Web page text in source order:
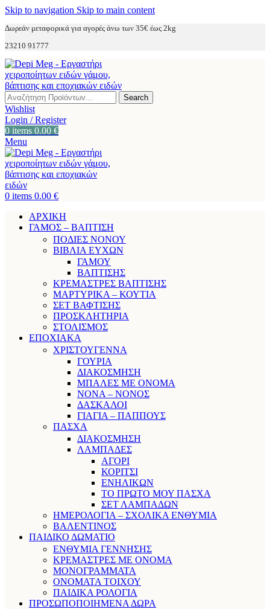
Skip to navigation Skip to main content
Δωρεάν μεταφορικά για αγορές άνω των 35€ έως 2kg
23210 91777
Search
Wishlist
Login / Register
0 items 0.00 €
Menu
0 items 0.00 €
ΑΡΧΙΚΗ
ΓΑΜΟΣ – ΒΑΠΤΙΣΗ
ΠΟΔΙΕΣ ΝΟΝΟΥ
ΒΙΒΛΙΑ ΕΥΧΩΝ
ΓΑΜΟΥ
ΒΑΠΤΙΣΗΣ
ΚΡΕΜΑΣΤΡΕΣ ΒΑΠΤΙΣΗΣ
ΜΑΡΤΥΡΙΚΑ – ΚΟΥΤΙΑ
ΣΕΤ ΒΑΦΤΙΣΗΣ
ΠΡΟΣΚΛΗΤΗΡΙΑ
ΣΤΟΛΙΣΜΟΣ
ΕΠΟΧΙΑΚΑ
ΧΡΙΣΤΟΥΓΕΝΝΑ
ΓΟΥΡΙΑ
ΔΙΑΚΟΣΜΗΣΗ
ΜΠΑΛΕΣ ΜΕ ΟΝΟΜΑ
ΝΟΝΑ – ΝΟΝΟΣ
ΔΑΣΚΑΛΟΙ
ΓΙΑΓΙΑ – ΠΑΠΠΟΥΣ
ΠΑΣΧΑ
ΔΙΑΚΟΣΜΗΣΗ
ΛΑΜΠΑΔΕΣ
ΑΓΟΡΙ
ΚΟΡΙΤΣΙ
ΕΝΗΛΙΚΩΝ
ΤΟ ΠΡΩΤΟ ΜΟΥ ΠΑΣΧΑ
ΣΕΤ ΛΑΜΠΑΔΩΝ
ΗΜΕΡΟΛΟΓΙΑ – ΣΧΟΛΙΚΑ ΕΝΘΥΜΙΑ
ΒΑΛΕΝΤΙΝΟΣ
ΠΑΙΔΙΚΟ ΔΩΜΑΤΙΟ
ΕΝΘΥΜΙΑ ΓΕΝΝΗΣΗΣ
ΚΡΕΜΑΣΤΡΕΣ ΜΕ ΟΝΟΜΑ
ΜΟΝΟΓΡΑΜΜΑΤΑ
ΟΝΟΜΑΤΑ ΤΟΙΧΟΥ
ΠΑΙΔΙΚΑ ΡΟΛΟΓΙΑ
ΠΡΟΣΩΠΟΠΟΙΗΜΕΝΑ ΔΩΡΑ